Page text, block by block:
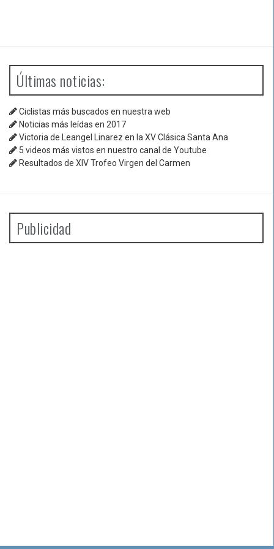
Últimas noticias:
Ciclistas más buscados en nuestra web
Noticias más leídas en 2017
Victoria de Leangel Linarez en la XV Clásica Santa Ana
5 videos más vistos en nuestro canal de Youtube
Resultados de XIV Trofeo Virgen del Carmen
Publicidad